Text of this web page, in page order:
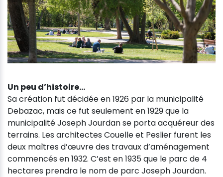
Un peu d’histoire…
Sa création fut décidée en 1926 par la municipalité
Debazac, mais ce fut seulement en 1929 que la
municipalité Joseph Jourdan se porta acquéreur des
terrains. Les architectes Couelle et Peslier furent les
deux maîtres d’œuvre des travaux d’aménagement
commencés en 1932. C’est en 1935 que le parc de 4
hectares prendra le nom de parc Joseph Jourdan.